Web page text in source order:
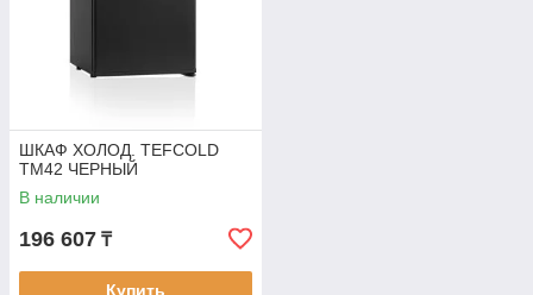
ШКАФ ХОЛОД. TEFCOLD
TM42 ЧЕРНЫЙ
В наличии
196 607 ₸
Купить